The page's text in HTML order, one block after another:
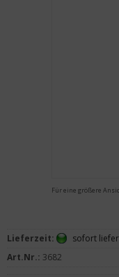
Für eine größere
Lieferzeit:
sofort
Art.Nr.: 3682